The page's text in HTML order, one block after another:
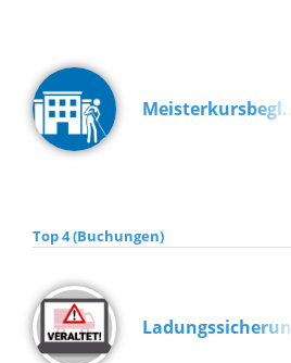
Meisterkursbegl…
Top 4 (Buchungen)
Ladungssicherung